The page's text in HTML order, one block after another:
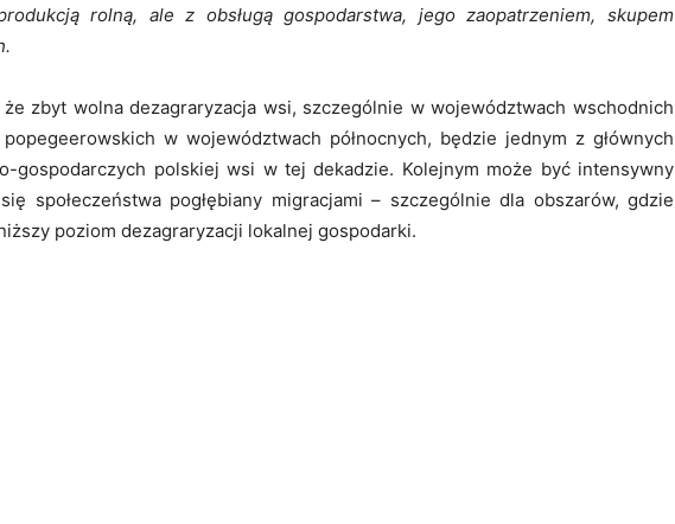
rolną, ale z obsługą gospodarstwa, jego zaopatrzeniem, skupem
zbyt wolna dezagraryzacja wsi, szczególnie w województwach wschodnich
w województwach północnych, będzie jednym z głównych
gospodarczych polskiej wsi w tej dekadzie. Kolejnym może być intensywny
społeczeństwa pogłębiany migracjami – szczególnie dla obszarów, gdzie
poziom dezagraryzacji lokalnej gospodarki.